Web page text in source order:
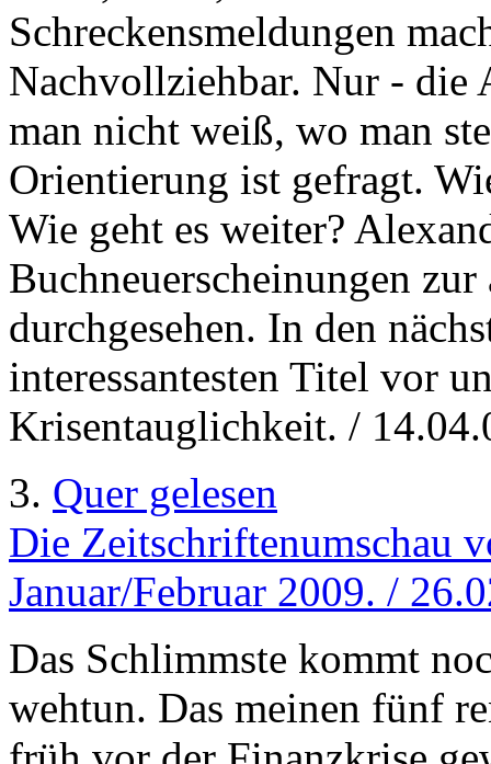
Schreckensmeldungen
Nachvollziehbar. Nur - die
man nicht weiß, wo man
Orientierung ist gefragt.
Wie geht es weiter?
Buchneuerscheinungen
durchgesehen. In den
interessantesten Titel vor
Krisentauglichkeit. /
3. Quer gelesen
Die Zeitschriftenumschau
Januar/Februar 2009. /
Das Schlimmste kommt
wehtun. Das meinen fünf